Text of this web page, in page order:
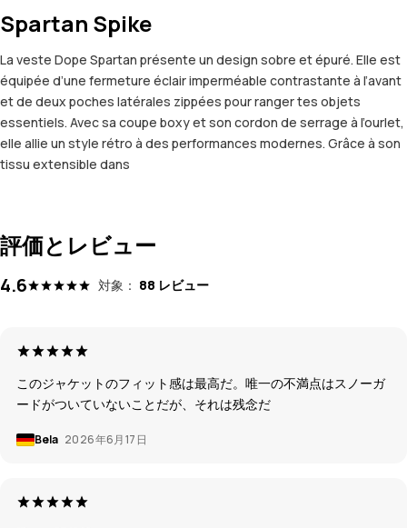
Spartan Spike
La veste Dope Spartan présente un design sobre et épuré. Elle est
équipée d’une fermeture éclair imperméable contrastante à l’avant
et de deux poches latérales zippées pour ranger tes objets
essentiels. Avec sa coupe boxy et son cordon de serrage à l’ourlet,
elle allie un style rétro à des performances modernes. Grâce à son
tissu extensible dans
評価とレビュー
4.6 対象： 88 レビュー
このジャケットのフィット感は最高だ。唯一の不満点はスノーガ
ードがついていないことだが、それは残念だ
Bela 2026年6月17日